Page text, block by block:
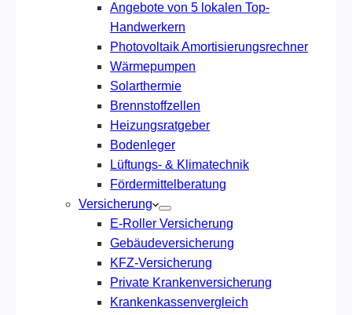
Angebote von 5 lokalen Top-
Handwerkern
Photovoltaik Amortisierungsrechner
Wärmepumpen
Solarthermie
Brennstoffzellen
Heizungsratgeber
Bodenleger
Lüftungs- & Klimatechnik
Fördermittelberatung
Versicherung
E-Roller Versicherung
Gebäudeversicherung
KFZ-Versicherung
Private Krankenversicherung
Krankenkassenvergleich